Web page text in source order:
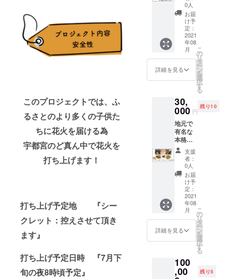
このプロジェクトでは、ふ
るさとのより多くの子供た
ちに花火を届ける為
宇都宮のど真ん中で花火を
打ち上げます！
打ち上げ予定地 『シー
クレット：控えさせて頂き
ます』
打ち上げ予定日時 『7月下
旬の夜8時頃予定』
ロ』と
『あり
がとう
メッ
セージ
カー
ド』を
提供さ
せて頂
きま
す！
0人
お届
け予
定：
2021
年08
月
詳細を見る
こ
の
リ
タ
ー
ン
を
選
択
す
る
30,
000 円
残り10
地元で
有名な
本格タ
イ料理
『イ
サー
ン』。
50種類
以上あ
るメ
ニュー
の中か
らオー
ナーが
選ん
だ、気
コース
料理の
ランチ
支援
者：
0人
お届
け予
定：
2021
年08
月
詳細を見る
こ
の
リ
タ
ー
ン
を
選
択
す
る
100
,00 残り5